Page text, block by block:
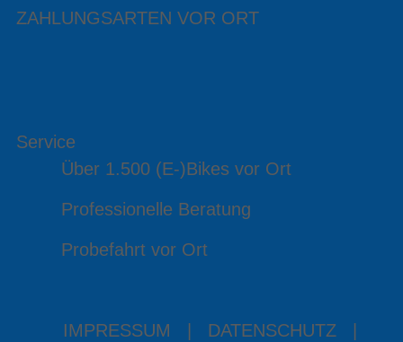
ZAHLUNGSARTEN VOR ORT
Service
Über 1.500 (E-)Bikes vor Ort
Professionelle Beratung
Probefahrt vor Ort
IMPRESSUM DATENSCHUTZ